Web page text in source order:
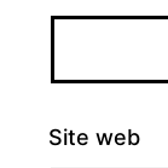
Site web